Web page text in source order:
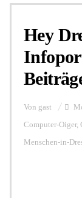
Hey
Von gast
Computer-Oiger,
Menschen-in-